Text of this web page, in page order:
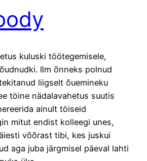
kuluski töötegemisele,
Ilm õnneks polnud
liigselt õuemineku
töine nädalavahetus suutis
ainult töiseid
mitut endist kolleegi unes,
võõrast tibi, kes juskui
aga juba järgmisel päeval lahti